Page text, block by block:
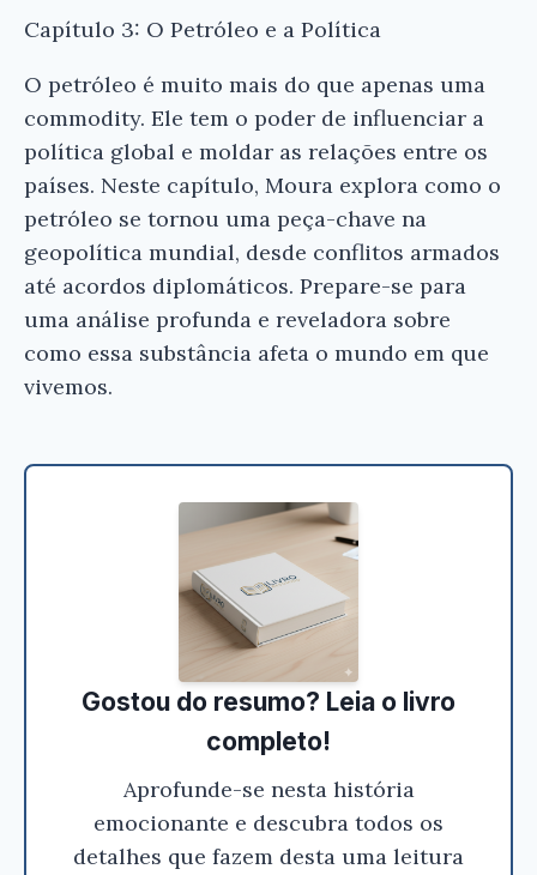
Capítulo 3: O Petróleo e a Política
O petróleo é muito mais do que apenas uma
commodity. Ele tem o poder de influenciar a
política global e moldar as relações entre os
países. Neste capítulo, Moura explora como o
petróleo se tornou uma peça-chave na
geopolítica mundial, desde conflitos armados
até acordos diplomáticos. Prepare-se para
uma análise profunda e reveladora sobre
como essa substância afeta o mundo em que
vivemos.
Gostou do resumo? Leia o livro
completo!
Aprofunde-se nesta história
emocionante e descubra todos os
detalhes que fazem desta uma leitura
×
Ei, Leitor!
Gostou do resumo? Nós criamos resumos para
que você tenha certeza de que o livro é bom
antes de comprar.